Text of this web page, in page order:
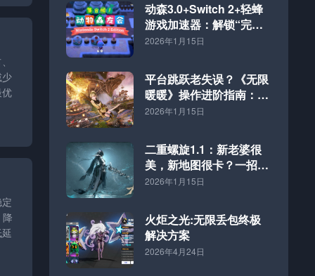
动森3.0+Switch 2+轻蜂
游戏加速器：解锁“完全
体”海岛的终极方案
2026年1月15日
平台跳跃老失误？《无限
暖暖》操作进阶指南：好
网速才是硬道理
2026年1月15日
二重螺旋1.1：新老婆很
美，新地图很卡？一招解
决！
2026年1月15日
火炬之光:无限丢包终极
解决方案
2026年4月24日